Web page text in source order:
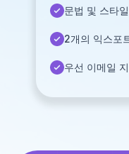
문법 및 스타
2개의 익스포
우선 이메일